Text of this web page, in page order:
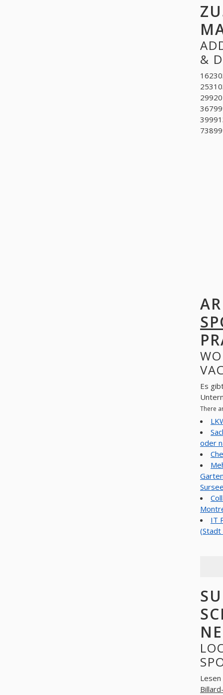
&
Es
There
oder
IT
(Stadt